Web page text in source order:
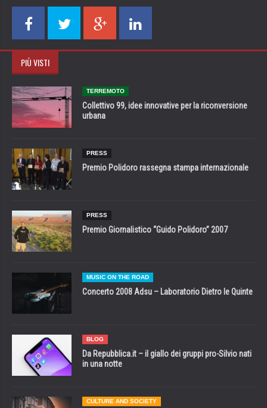
PIÙ VISTI
TERREMOTO
Collettivo 99, idee innovative per la riconversione
urbana
PRESS
Premio Polidoro rassegna stampa internazionale
PRESS
Premio Giornalistico “Guido Polidoro” 2007
MUSIC ON THE ROAD
Concerto 2008 Adsu – Laboratorio Dietro le Quinte
BLOG
Da Repubblica.it – il giallo dei gruppi pro-Silvio nati
in una notte
CULTURE AND SOCIETY